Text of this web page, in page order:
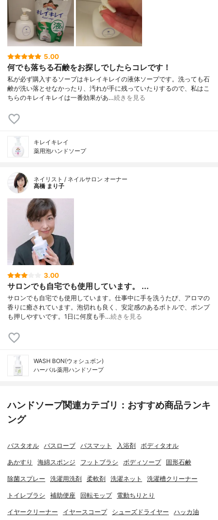
5.00
何でも落ちる石鹸をお探しでしたらコレです！
私が必ず購入するソープはキレイキレイの液体ソープです。洗っても石
鹸が洗い落とせなかったり、汚れが手に残っていたりするので、私はこ
ちらのキレイキレイは一番効果があ…続きを見る
キレイキレイ
薬用泡ハンドソープ
ネイリスト / ネイルサロン オーナー
高橋 まり子
3.00
サロンでも自宅でも使用しています。 ...
サロンでも自宅でも使用しています。仕事中に手を洗うたび、アロマの
香りに癒されています。泡切れも良く、安定感のあるボトルで、ポンプ
も押しやすいです。1日に何度も手…続きを見る
WASH BON(ウォシュボン)
ハーバル薬用ハンドソープ
ハンドソープ関連カテゴリ：おすすめ商品ランキ
ング
バスタオル バスローブ バスマット 入浴剤 ボディタオル
あかすり 海綿スポンジ フットブラシ ボディソープ 固形石鹸
除菌スプレー 洗濯用洗剤 柔軟剤 洗濯ネット 洗濯槽クリーナー
トイレブラシ 補助便座 回転モップ 電動ちりとり
イヤークリーナー イヤースコープ シューズドライヤー ハッカ油